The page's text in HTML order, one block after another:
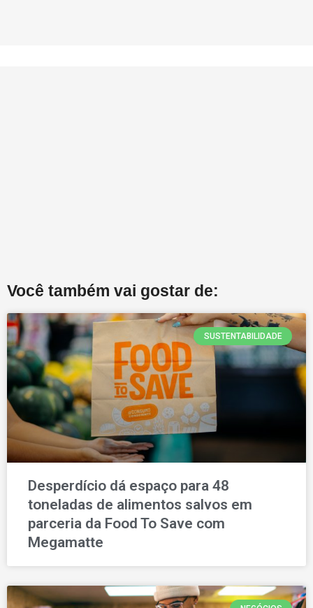
Você também vai gostar de:
SUSTENTABILIDADE
Desperdício dá espaço para 48
toneladas de alimentos salvos em
parceria da Food To Save com
Megamatte